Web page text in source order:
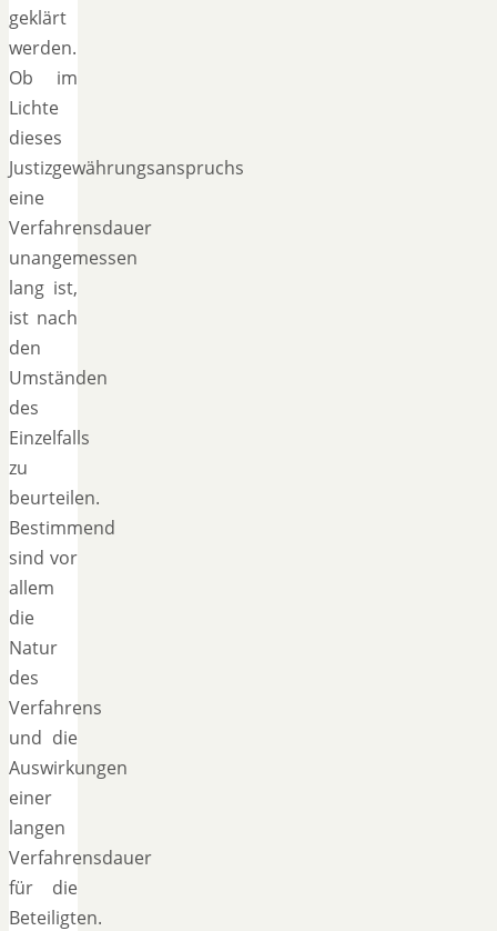
geklärt
werden.
Ob im
Lichte
dieses
Justizgewährungsanspruchs
eine
Verfahrensdauer
unangemessen
lang ist,
ist nach
den
Umständen
des
Einzelfalls
zu
beurteilen.
Bestimmend
sind vor
allem
die
Natur
des
Verfahrens
und die
Auswirkungen
einer
langen
Verfahrensdauer
für die
Beteiligten.